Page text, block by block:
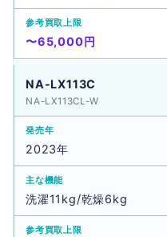
〜65,000円
NA-LX113C
NA-LX113CL-W
2023年
洗濯11kg/乾燥6kg